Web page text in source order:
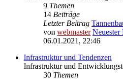
9 Themen
14 Beiträge
Letzter Beitrag
von webmaster Neuester
06.01.2021, 22:46
Infrastruktur und Tendenzen
Infrastruktur und
30 Themen